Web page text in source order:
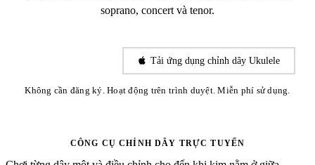
soprano, concert và tenor.
Tải ứng dụng chỉnh dây Ukulele
Không cần đăng ký. Hoạt động trên trình duyệt. Miễn phí sử dụng.
CÔNG CỤ CHỈNH DÂY TRỰC TUYẾN